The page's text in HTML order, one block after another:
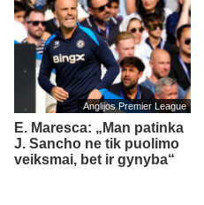
Anglijos Premier League
E. Maresca: „Man patinka
J. Sancho ne tik puolimo
veiksmai, bet ir gynyba“